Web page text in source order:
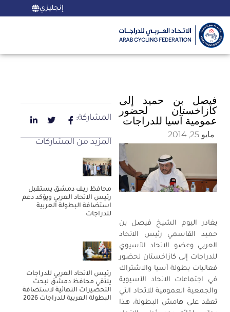
إنجليزي
فيصل بن حميد إلى
كازاخستان لحضور
عمومية آسيا للدراجات
مايو 25, 2014
يغادر اليوم الشيخ فيصل بن
حميد القاسمي رئيس الاتحاد
العربي وعضو الاتحاد الآسيوي
للدراجات إلى كازاخستان لحضور
فعاليات بطولة آسيا والاشتراك
في اجتماعات الاتحاد الآسيوية
والجمعية العمومية للاتحاد التي
تعقد على هامش البطولة، هذا
المشاركة:
المزيد من المشاركات
محافظ ريف دمشق يستقبل
رئيس الاتحاد العربي ويؤكد دعم
استضافة البطولة العربية
للدراجات
رئيس الاتحاد العربي للدراجات
يلتقي محافظ دمشق لبحث
التحضيرات النهائية لاستضافة
البطولة العربية للدراجات 2026